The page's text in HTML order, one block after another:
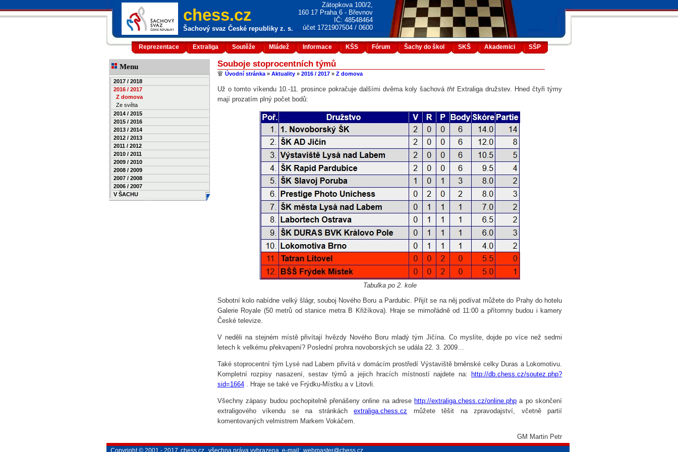
chess.cz
Šachový svaz České republiky z. s.
Zátopkova 100/2,
160 17 Praha 6 - Břevnov
IČ: 48548464
účet 1721907504 / 0600
Reprezentace Extraliga Soutěže Mládež Informace KŠS Fórum Šachy do škol SKŠ Akademici SŠP
Menu
2017 / 2018
2016 / 2017
Z domova
Ze světa
2014 / 2015
2015 / 2016
2013 / 2014
2012 / 2013
2011 / 2012
2010 / 2011
2009 / 2010
2008 / 2009
2007 / 2008
2006 / 2007
V ŠACHU
Souboje stoprocentních týmů
Úvodní stránka » Aktuality » 2016 / 2017 » Z domova
Už o tomto víkendu 10.-11. prosince pokračuje dalšími dvěma koly šachová tht Extraliga družstev. Hned čtyři týmy
mají prozatím plný počet bodů:
Tabulka po 2. kole
Sobotní kolo nabídne velký šlágr, souboj Nového Boru a Pardubic. Přijít se na něj podívat můžete do Prahy do hotelu
Galerie Royale (50 metrů od stanice metra B Křižíkova). Hraje se mimořádně od 11:00 a přítomny budou i kamery
České televize.
V neděli na stejném místě přivítají hvězdy Nového Boru mladý tým Jičína. Co myslíte, dojde po více než sedmi
letech k velkému překvapení? Poslední prohra novoborských se udála 22. 3. 2009…
Také stoprocentní tým Lysé nad Labem přivítá v domácím prostředí Výstaviště brněnské celky Duras a Lokomotivu.
Kompletní rozpisy nasazení, sestav týmů a jejich hracích místností najdete na:
http://db.chess.cz/soutez.php?
sid=1664 . Hraje se také ve Frýdku-Místku a v Litovli.
Všechny zápasy budou pochopitelně přenášeny online na adrese http://extraliga.chess.cz/online.php a po skončení
extraligového víkendu se na stránkáchextraliga.chess.cz můžete těšit na zpravodajství, včetně partií
komentovaných velmistrem Markem Vokáčem.
GM Martin Petr
Copyright © 2001 - 2017 chess.cz , všechna práva vyhrazena, e-mail: webmaster@chess.cz